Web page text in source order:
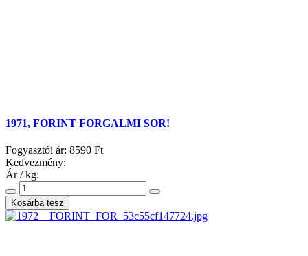
1971, FORINT FORGALMI SOR!
Fogyasztói ár: 8590 Ft
Kedvezmény:
Ár / kg: